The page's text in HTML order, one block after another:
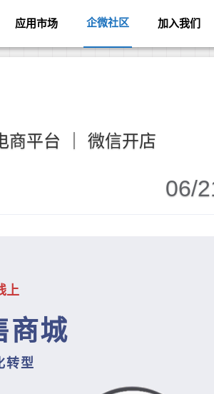
应用市场 企微社区 加入我们
商平台 ｜ 微信开店
06/
上
商城
转型